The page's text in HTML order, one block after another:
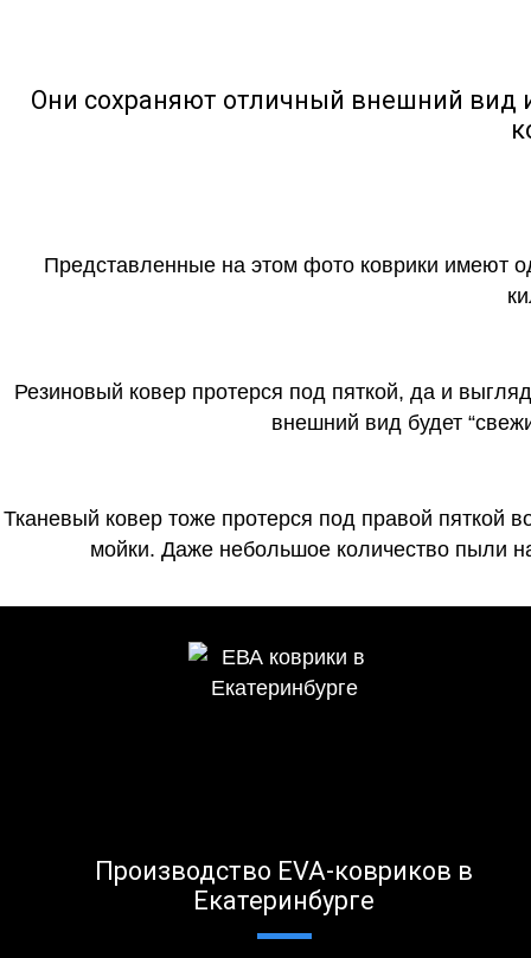
Они сохраняют отличный внешний вид
Представленные на этом фото коврики имеют
Резиновый ковер протерся под пяткой, да и
внешний вид будет
Тканевый ковер тоже протерся под правой пяткой
мойки. Даже небольшое количество пыли
Производство EVA-ковриков в
Екатеринбурге